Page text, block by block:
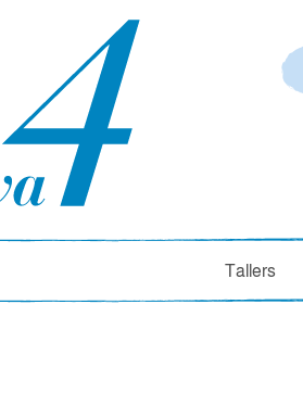
Tallers